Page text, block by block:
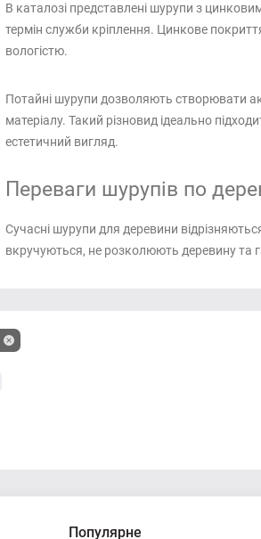
В каталозі представлені шурупи з
термін служби кріплення. Цинкове
вологістю.
Потайні шурупи дозволяють створювати
матеріалу. Такий різновид ідеально
естетичний вигляд.
Переваги шурупів по
Сучасні шурупи для деревини
вкручуються, не розколюють деревину та
Популярне